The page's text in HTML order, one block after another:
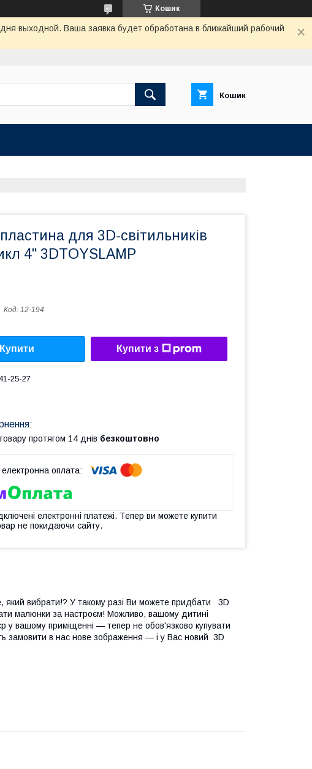
Кошик
выходной. Ваша заявка будет обработана в ближайший рабочий
Кошик
для 3D-світильників
4" 3DTOYSLAMP
Код: 12-194
Купити Купити з
25-27
протягом 14 днів безкоштовно
електронні платежі. Тепер ви можете купити
не покидаючи сайту.
який вибрати!? У такому разі Ви можете придбати 3D
малюнки за настроєм! Можливо, вашому дитині
у вашому приміщенні — тепер не обов'язково купувати
замовити в нас нове зображення — і у Вас новий 3D